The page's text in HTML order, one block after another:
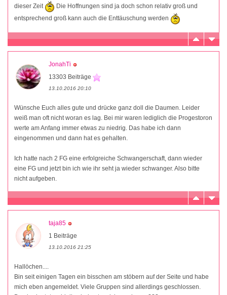
dieser Zeit
Die Hoffnungen sind ja doch schon relativ groß und
entsprechend groß kann auch die Enttäuschung werden
JonahTi
13303 Beiträge
13.10.2016 20:10
Wünsche Euch alles gute und drücke ganz doll die Daumen. Leider
weiß man oft nicht woran es lag. Bei mir waren lediglich die Progestoron
werte am Anfang immer etwas zu niedrig. Das habe ich dann
eingenommen und dann hat es gehalten.
Ich hatte nach 2 FG eine erfolgreiche Schwangerschaft, dann wieder
eine FG und jetzt bin ich wie ihr seht ja wieder schwanger. Also bitte
nicht aufgeben.
taja85
1 Beiträge
13.10.2016 21:25
Hallöchen....
Bin seit einigen Tagen ein bisschen am stöbern auf der Seite und habe
mich eben angemeldet. Viele Gruppen sind allerdings geschlossen.